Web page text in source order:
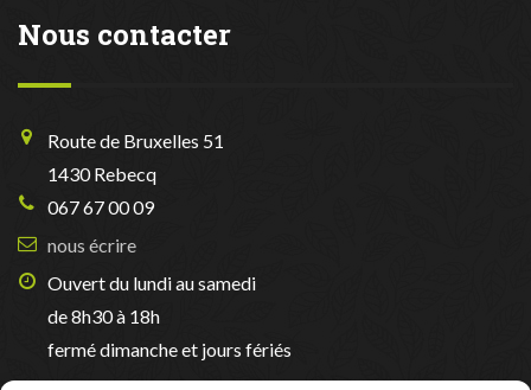
Nous contacter
Route de Bruxelles 51
1430 Rebecq
067 67 00 09
nous écrire
Ouvert du lundi au samedi
de 8h30 à 18h
fermé dimanche et jours fériés